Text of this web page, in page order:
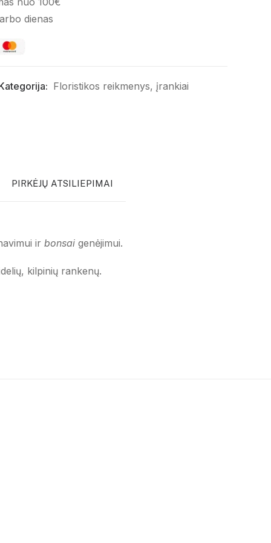
dienas
Floristikos reikmenys, įrankiai
PIRKĖJŲ ATSILIEPIMAI
ir bonsai genėjimui.
kilpinių rankenų.